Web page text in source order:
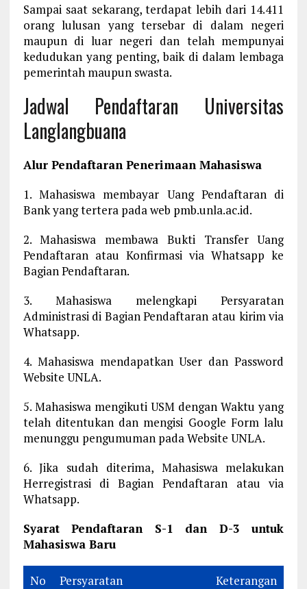
Sampai saat sekarang, terdapat lebih dari 14.411
orang lulusan yang tersebar di dalam negeri
maupun di luar negeri dan telah mempunyai
kedudukan yang penting, baik di dalam lembaga
pemerintah maupun swasta.
Jadwal Pendaftaran Universitas
Langlangbuana
Alur Pendaftaran Penerimaan Mahasiswa
1. Mahasiswa membayar Uang Pendaftaran di
Bank yang tertera pada web pmb.unla.ac.id.
2. Mahasiswa membawa Bukti Transfer Uang
Pendaftaran atau Konfirmasi via Whatsapp ke
Bagian Pendaftaran.
3. Mahasiswa melengkapi Persyaratan
Administrasi di Bagian Pendaftaran atau kirim via
Whatsapp.
4. Mahasiswa mendapatkan User dan Password
Website UNLA.
5. Mahasiswa mengikuti USM dengan Waktu yang
telah ditentukan dan mengisi Google Form lalu
menunggu pengumuman pada Website UNLA.
6. Jika sudah diterima, Mahasiswa melakukan
Herregistrasi di Bagian Pendaftaran atau via
Whatsapp.
Syarat Pendaftaran S-1 dan D-3 untuk
Mahasiswa Baru
No Persyaratan Keterangan